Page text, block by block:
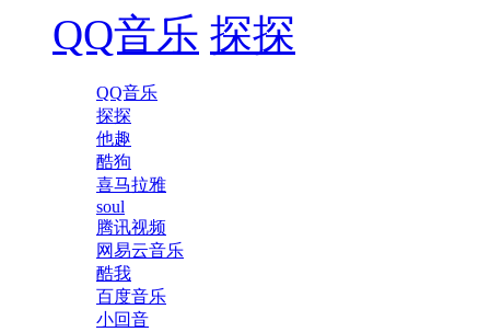
QQ音乐 探探
QQ音乐
探探
他趣
酷狗
喜马拉雅
soul
腾讯视频
网易云音乐
酷我
百度音乐
小回音